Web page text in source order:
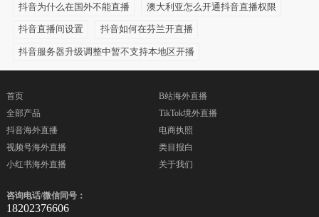
抖音为什么在国外不能直播 澳大利亚怎么开通抖音直播权限
抖音直播间设置 抖音如何在芬兰开直播
抖音服务器升级调整中暂不支持本地区开播
首页
全部产品
抖音海外直播
视频号海外直播
小红书海外直播
B站海外直播
TikTok境外直播
电商执照
类目报白
关于我们
咨询电话/微信同号：
18202376606